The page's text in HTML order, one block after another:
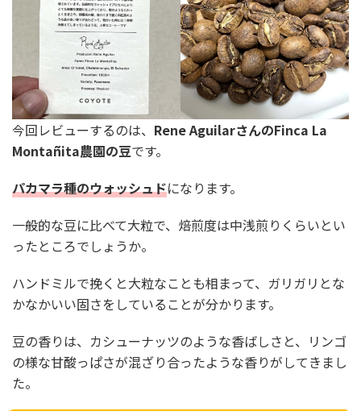
今回レビューするのは、 Rene AguilarさんのFinca La
Montañita農園の豆です。
パカマラ種のウォッシュドになります。
一般的な豆に比べて大粒で、焙煎度は中浅煎りくらいとい
ったところでしょうか。
ハンドミルで挽くと大粒なことも相まって、ガリガリとな
かなかいい固さをしていることが分かります。
豆の香りは、カシューナッツのような香ばしさと、リンゴ
の様な甘酸っぱさが混ざり合ったような香りがしてきまし
た。